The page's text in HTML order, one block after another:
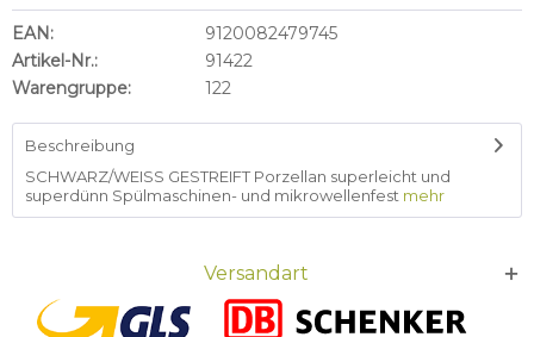
EAN:
9120082479745
Artikel-Nr.:
91422
Warengruppe:
122
Beschreibung
SCHWARZ/WEISS GESTREIFT Porzellan superleicht und
superdünn Spülmaschinen- und mikrowellenfest mehr
Versandart